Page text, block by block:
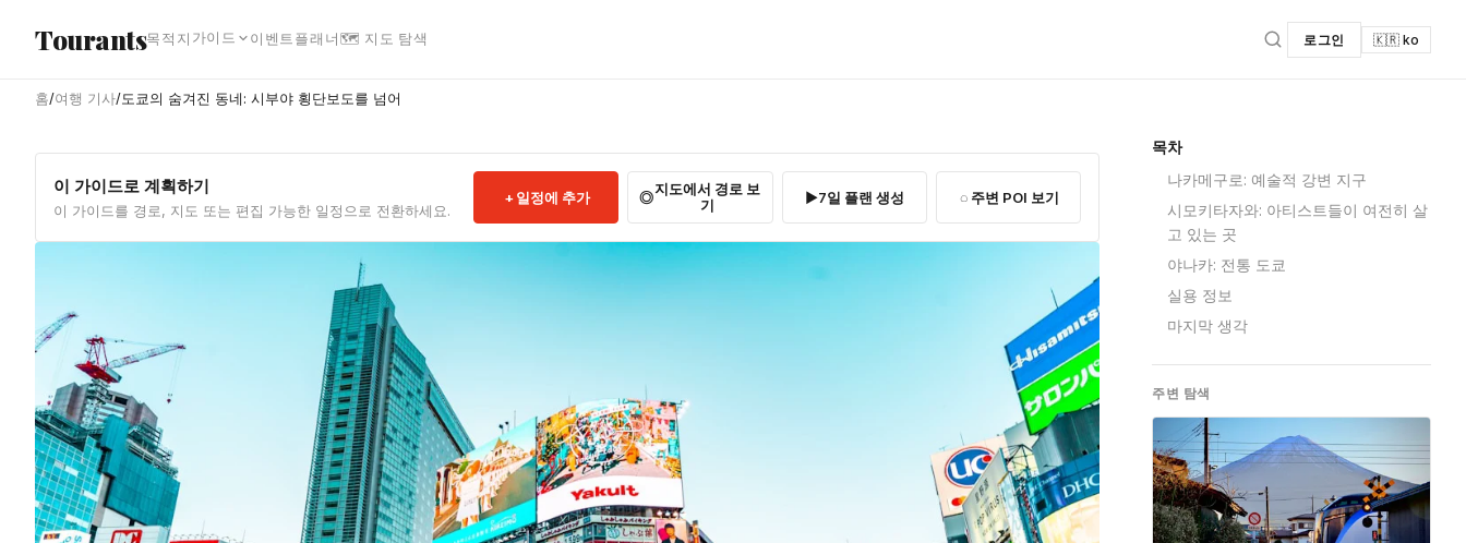
Tourants목적지 가이드 이벤트 플래너🗺 지도 탐색 로그인 🇰🇷 ko
홈/여행 기사/도쿄의 숨겨진 동네: 시부야 횡단보도를 넘어
이 가이드로 계획하기
이 가이드를 경로, 지도 또는 편집 가능한 일정으로 전환하세요.
일정에 추가
지도에서 경로 보
기
7일 플랜 생성 주변 POI 보기
목차
나카메구로: 예술적 강변 지구
시모키타자와: 아티스트들이 여전히 살
고 있는 곳
야나카: 전통 도쿄
실용 정보
마지막 생각
주변 탐색